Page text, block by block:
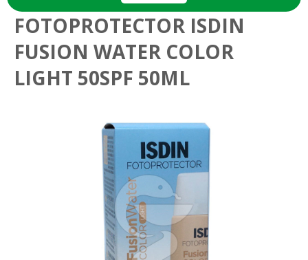
FOTOPROTECTOR ISDIN
FUSION WATER COLOR
LIGHT 50SPF 50ML